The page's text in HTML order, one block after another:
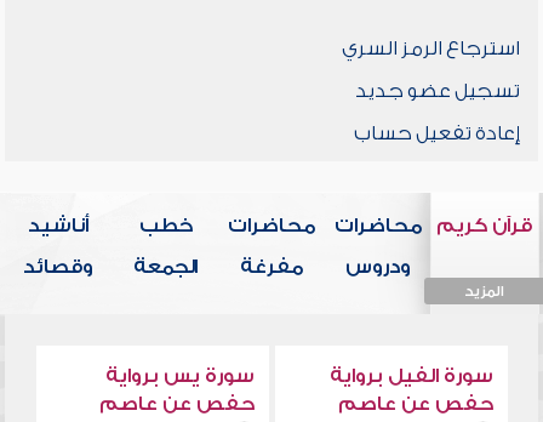
استرجاع الرمز السري
تسجيل عضو جديد
إعادة تفعيل حساب
قرآن كريم
المزيد
محاضرات
ودروس
محاضرات
مفرغة
خطب
الجمعة
أناشيد
وقصائد
سورة الفيل برواية
حفص عن عاصم
سورة يس برواية
حفص عن عاصم